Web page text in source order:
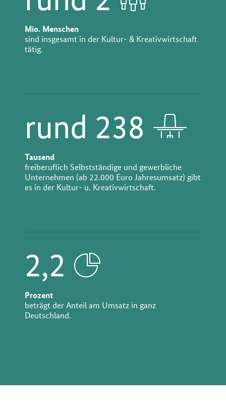
Mio. Menschen
sind insgesamt in der Kultur- & Kreativwirtschaft
tätig.
rund 238
Tausend
freiberuflich Selbstständige und gewerbliche
Unternehmen (ab 22.000 Euro Jahresumsatz) gibt
es in der Kultur- u. Kreativwirtschaft.
2,2
Prozent
beträgt der Anteil am Umsatz in ganz
Deutschland.